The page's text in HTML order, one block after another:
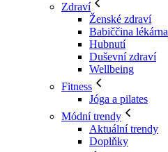
Zdraví
Ženské zdraví
Babiččina lékárna
Hubnutí
Duševní zdraví
Wellbeing
Fitness
Jóga a pilates
Módní trendy
Aktuální trendy
Doplňky